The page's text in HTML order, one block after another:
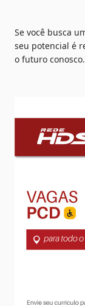
Se você busca
seu potencial é
o futuro conosco.